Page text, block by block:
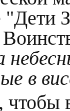
"Дети
в
чтобы